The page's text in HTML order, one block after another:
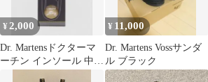
¥ 2,000
Dr. Martensドクターマ
ーチン インソール 中敷
¥ 11,000
Dr. Martens Vossサンダ
ル ブラック